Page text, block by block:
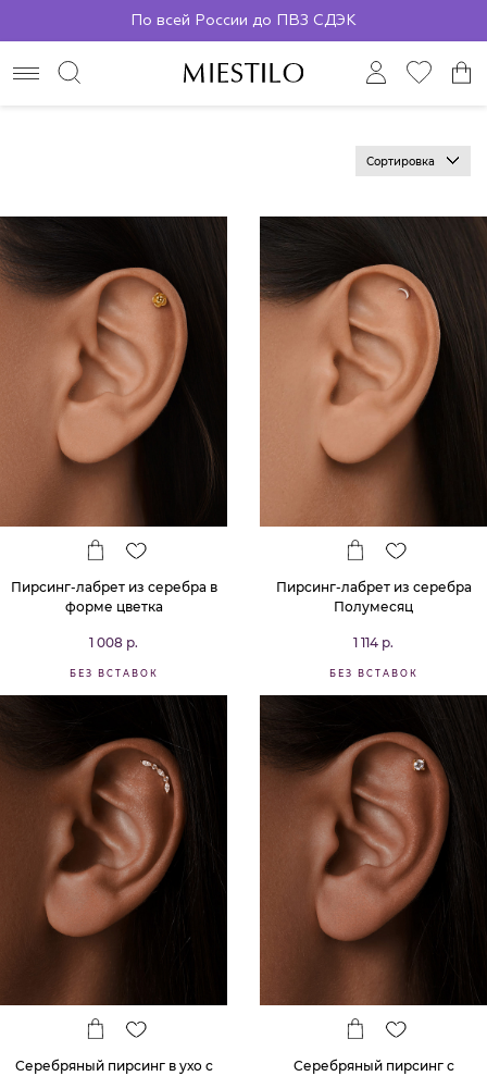
По всей России до ПВЗ СДЭК
Сортировка
Пирсинг-лабрет из серебра в
форме цветка
1 008 р.
БЕЗ ВСТАВОК
Пирсинг-лабрет из серебра
Полумесяц
1 114 р.
БЕЗ ВСТАВОК
Серебряный пирсинг в ухо с
Серебряный пирсинг с